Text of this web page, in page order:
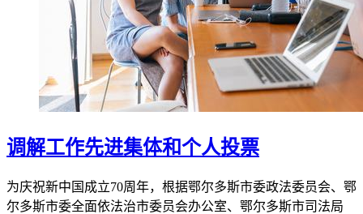
调解工作先进集体和个人投票
为庆祝新中国成立70周年，根据鄂尔多斯市委政法委员会、鄂
尔多斯市委全面依法治市委员会办公室、鄂尔多斯市司法局